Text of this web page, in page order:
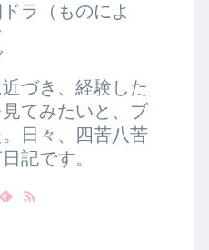
ラ（ものによ
づき、経験した
てみたいと、ブ
日々、四苦八苦
記です。